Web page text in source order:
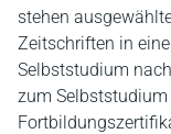
stehen
Zeitschriften in
Selbststudium
zum